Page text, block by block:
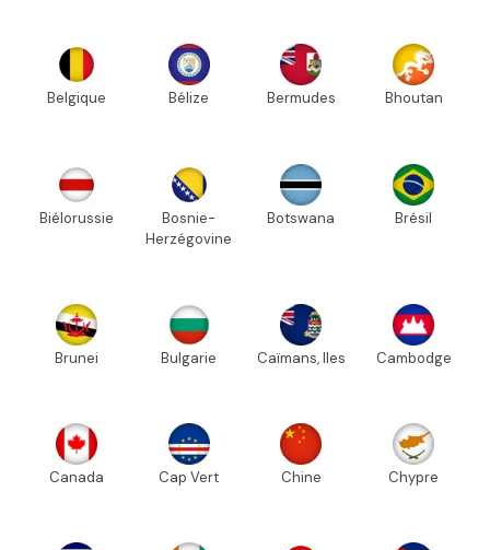
Belgique Bélize Bermudes Bhoutan
Biélorussie
Bosnie-
Herzégovine
Botswana Brésil
Brunei Bulgarie Caïmans, Iles Cambodge
Canada Cap Vert Chine Chypre